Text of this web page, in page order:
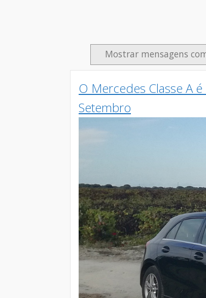
Mostrar mensagens
O Mercedes Classe A
Setembro